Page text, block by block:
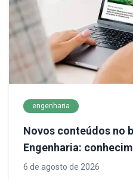
engenharia
Novos conteúdos no
Engenharia:
decisões mais
6 de agosto de 2026